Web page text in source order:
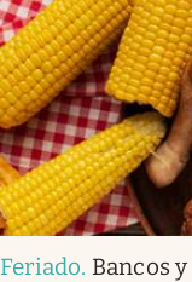
Feriado. Bancos